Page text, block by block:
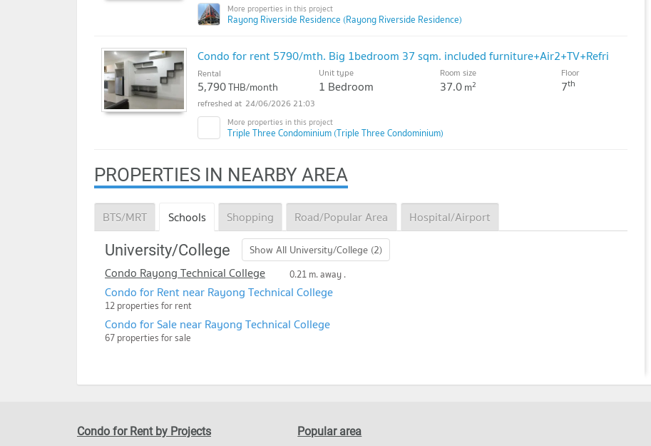
Rayong Riverside Residence (Rayong Riverside Residence)
Condo for rent 5790/mth. Big 1bedroom 37 sqm. included furniture+Air2+TV+Refri
Rental
5,790THB/month
Unit type
1 Bedroom
Room size
37.0m2
Floor
7th
24/06/2026 21:03
Triple Three Condominium (Triple Three Condominium)
PROPERTIES IN NEARBY AREA
BTS/MRT Schools Shopping Road/Popular Area Hospital/Airport
University/College Show All University/College (2)
Condo Rayong Technical College 0.21 m. away .
Condo for Rent near Rayong Technical College
12 properties for rent
Condo for Sale near Rayong Technical College
67 properties for sale
Condo for Rent by Projects Popular area